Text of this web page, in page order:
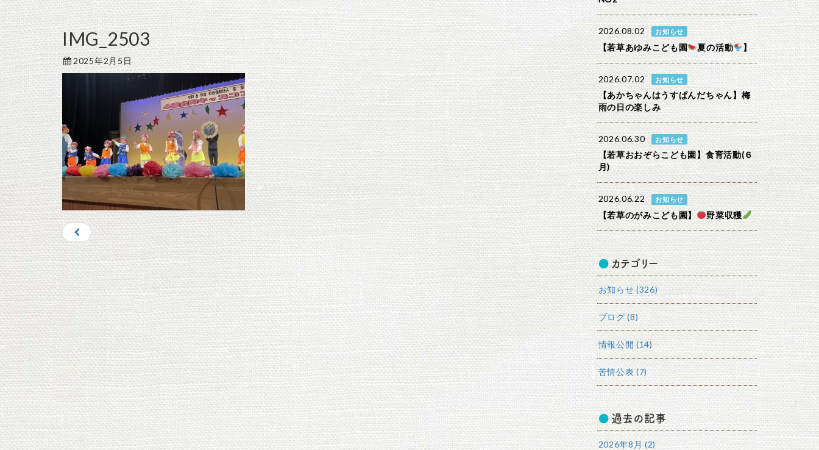
IMG_2503
2025年2月5日
2026.08.02 お知らせ
【若草あゆみこども園 夏の活動 】
2026.07.02 お知らせ
【あかちゃんはうすぱんだちゃん】梅
雨の日の楽しみ
2026.06.30 お知らせ
【若草おおぞらこども園】食育活動(６
月)
2026.06.22 お知らせ
【若草のがみこども園】 野菜収穫
カテゴリー
お知らせ (326)
ブログ (8)
情報公開 (14)
苦情公表 (7)
過去の記事
2026年8月 (2)